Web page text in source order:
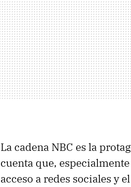
La cadena NBC es la
cuenta que,
acceso a redes sociales y